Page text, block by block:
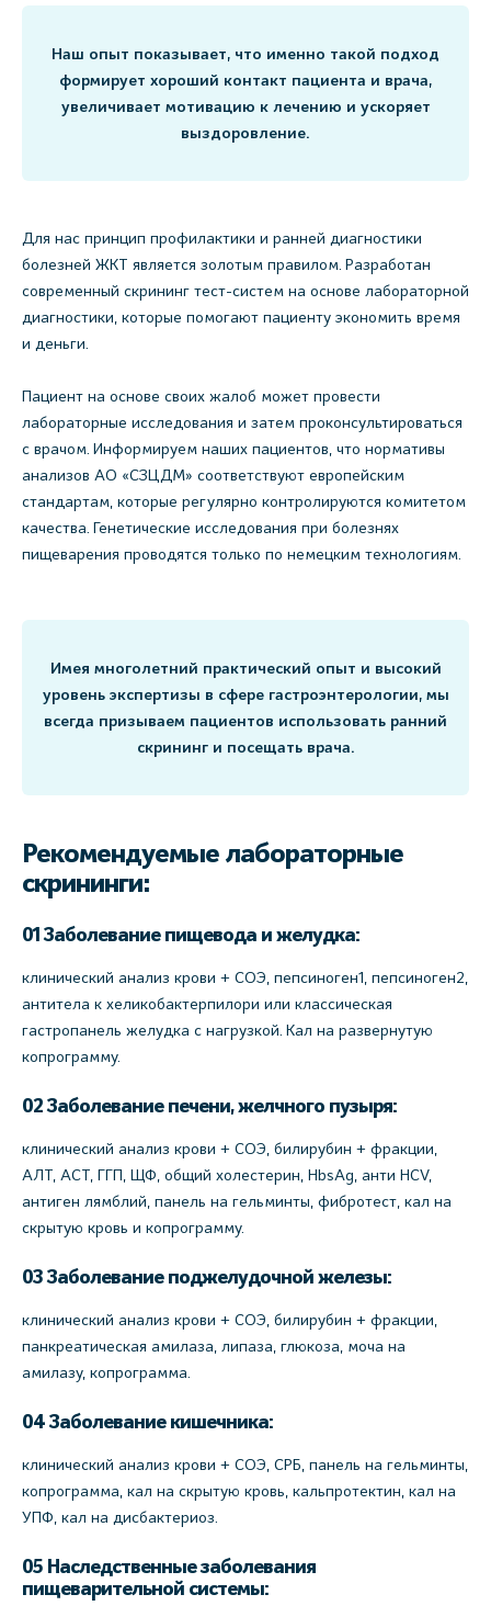
Наш опыт показывает, что именно такой подход
формирует хороший контакт пациента и врача,
увеличивает мотивацию к лечению и ускоряет
выздоровление.
Для нас принцип профилактики и ранней диагностики
болезней ЖКТ является золотым правилом. Разработан
современный скрининг тест-систем на основе лабораторной
диагностики, которые помогают пациенту экономить время
и деньги.
Пациент на основе своих жалоб может провести
лабораторные исследования и затем проконсультироваться
с врачом. Информируем наших пациентов, что нормативы
анализов АО «СЗЦДМ» соответствуют европейским
стандартам, которые регулярно контролируются комитетом
качества. Генетические исследования при болезнях
пищеварения проводятся только по немецким технологиям.
Имея многолетний практический опыт и высокий
уровень экспертизы в сфере гастроэнтерологии, мы
всегда призываем пациентов использовать ранний
скрининг и посещать врача.
Рекомендуемые лабораторные
скрининги:
01 Заболевание пищевода и желудка:
клинический анализ крови + СОЭ, пепсиноген1, пепсиноген2,
антитела к хеликобактерпилори или классическая
гастропанель желудка с нагрузкой. Кал на развернутую
копрограмму.
02 Заболевание печени, желчного пузыря:
клинический анализ крови + СОЭ, билирубин + фракции,
АЛТ, АСТ, ГГП, ЩФ, общий холестерин, HbsAg, анти HCV,
антиген лямблий, панель на гельминты, фибротест, кал на
скрытую кровь и копрограмму.
03 Заболевание поджелудочной железы:
клинический анализ крови + СОЭ, билирубин + фракции,
панкреатическая амилаза, липаза, глюкоза, моча на
амилазу, копрограмма.
04 Заболевание кишечника:
клинический анализ крови + СОЭ, СРБ, панель на гельминты,
копрограмма, кал на скрытую кровь, кальпротектин, кал на
УПФ, кал на дисбактериоз.
05 Наследственные заболевания
пищеварительной системы: